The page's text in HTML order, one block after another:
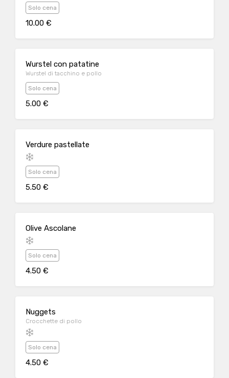
Solo cena
10.00 €
Wurstel con patatine
Wurstel di tacchino e pollo
Solo cena
5.00 €
Verdure pastellate
Solo cena
5.50 €
Olive Ascolane
Solo cena
4.50 €
Nuggets
Crocchette di pollo
Solo cena
4.50 €